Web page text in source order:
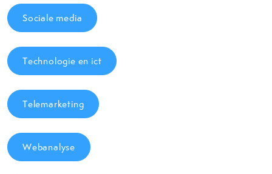
Sociale media
Technologie en ict
Telemarketing
Webanalyse